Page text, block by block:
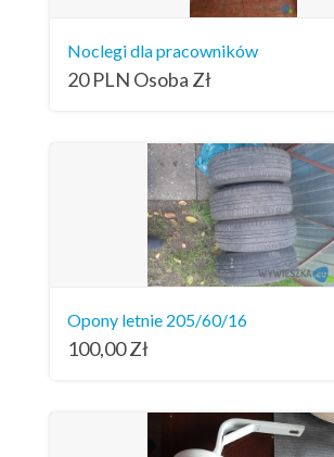
Noclegi dla pracowników
20 PLN Osoba Zł
Opony letnie 205/60/16
100,00Zł